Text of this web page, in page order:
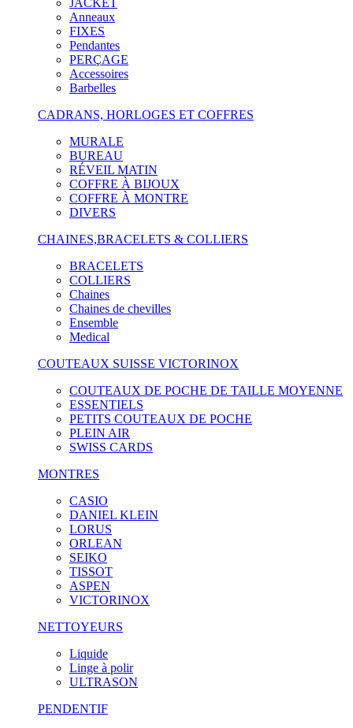
JACKET
Anneaux
FIXES
Pendantes
PERÇAGE
Accessoires
Barbelles
CADRANS, HORLOGES ET COFFRES
MURALE
BUREAU
RÉVEIL MATIN
COFFRE À BIJOUX
COFFRE À MONTRE
DIVERS
CHAINES,BRACELETS & COLLIERS
BRACELETS
COLLIERS
Chaines
Chaines de chevilles
Ensemble
Medical
COUTEAUX SUISSE VICTORINOX
COUTEAUX DE POCHE DE TAILLE MOYENNE
ESSENTIELS
PETITS COUTEAUX DE POCHE
PLEIN AIR
SWISS CARDS
MONTRES
CASIO
DANIEL KLEIN
LORUS
ORLEAN
SEIKO
TISSOT
ASPEN
VICTORINOX
NETTOYEURS
Liquide
Linge à polir
ULTRASON
PENDENTIF